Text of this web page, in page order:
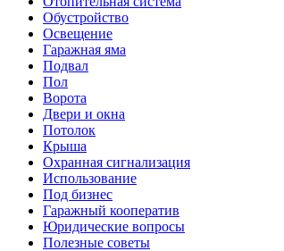
Обустройство
Освещение
Гаражная яма
Подвал
Пол
Ворота
Двери и окна
Потолок
Крыша
Охранная сигнализация
Использование
Под бизнес
Гаражный кооператив
Юридические вопросы
Полезные советы